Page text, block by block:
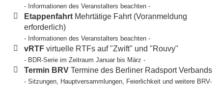
- Informationen des Veranstalters beachten -
Etappenfahrt Mehrtätige Fahrt (Voranmeldung
erforderlich)
- Informationen des Veranstalters beachten -
vRTF virtuelle RTFs auf "Zwift" und "Rouvy"
- BDR-Serie im Zeitraum Januar bis März -
Termin BRV Termine des Berliner Radsport Verbands
- Sitzungen, Hauptversammlungen, Feierlichkeit und weitere BRV-